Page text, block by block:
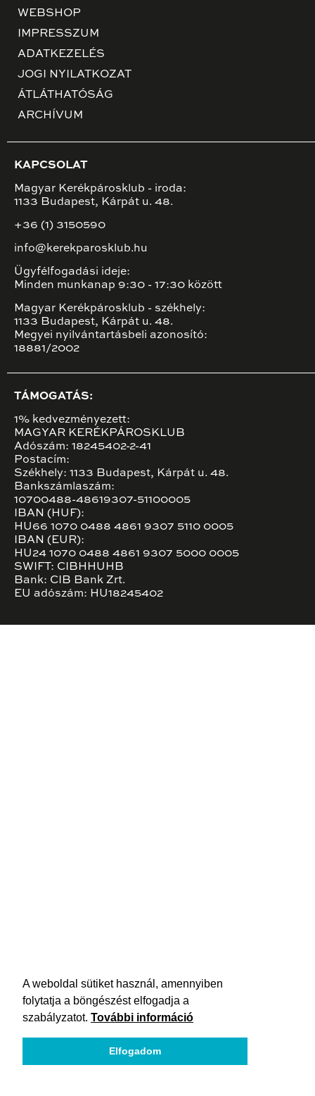
A weboldal sütiket használ, amennyiben
folytatja a böngészést elfogadja a
szabályzatot. További információ
Elfogadom
WEBSHOP
IMPRESSZUM
ADATKEZELÉS
JOGI NYILATKOZAT
ÁTLÁTHATÓSÁG
ARCHÍVUM
KAPCSOLAT
Magyar Kerékpárosklub - iroda:
1133 Budapest, Kárpát u. 48.
+36 (1) 3150590
info@kerekparosklub.hu
Ügyfélfogadási ideje:
Minden munkanap 9:30 - 17:30 között
Magyar Kerékpárosklub - székhely:
1133 Budapest, Kárpát u. 48.
Megyei nyilvántartásbeli azonosító:
18881/2002
TÁMOGATÁS:
1% kedvezményezett:
MAGYAR KERÉKPÁROSKLUB
Adószám: 18245402-2-41
Postacím:
Székhely: 1133 Budapest, Kárpát u. 48.
Bankszámlaszám:
10700488-48619307-51100005
IBAN (HUF):
HU66 1070 0488 4861 9307 5110 0005
IBAN (EUR):
HU24 1070 0488 4861 9307 5000 0005
SWIFT: CIBHHUHB
Bank: CIB Bank Zrt.
EU adószám: HU18245402